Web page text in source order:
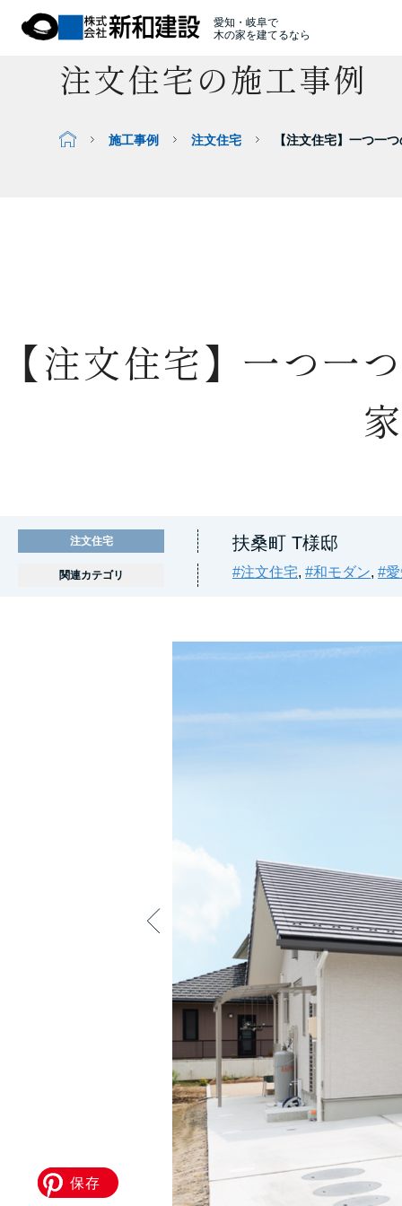
愛知・岐阜で
木の家を建てるなら
注文住宅の施工事例
施工事例 注文住宅 【注文住宅】一つ一
【注文住宅】一つ一
注文住宅 扶桑町 T様邸
関連カテゴリ #注文住宅, #和モダン, #